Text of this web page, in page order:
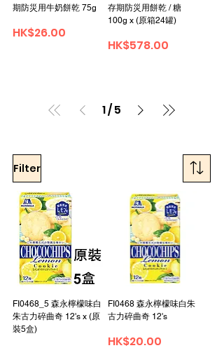
期防災用牛奶餅乾 75g
Price
HK$26.00
存期防災用餅乾 / 糖
100g x (原箱24罐)
Price
HK$578.00
1/5
Filter
FI0468_5 森永檸檬味白
朱古力碎曲奇 12's x (原
裝5盒)
FI0468 森永檸檬味白朱
古力碎曲奇 12's
Price
HK$20.00